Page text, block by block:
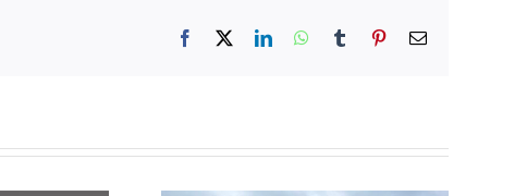
Facebook LinkedInWhatsApp
Tumblr Pinterest
電